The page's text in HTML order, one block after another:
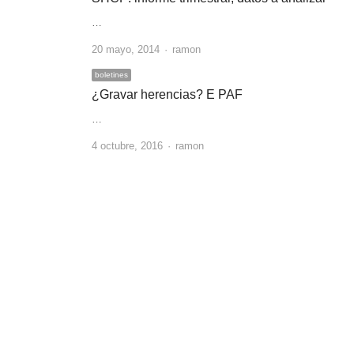
…
20 mayo, 2014 Author
ramon
boletines
¿Gravar herencias? E PAF
…
4 octubre, 2016 Author
ramon